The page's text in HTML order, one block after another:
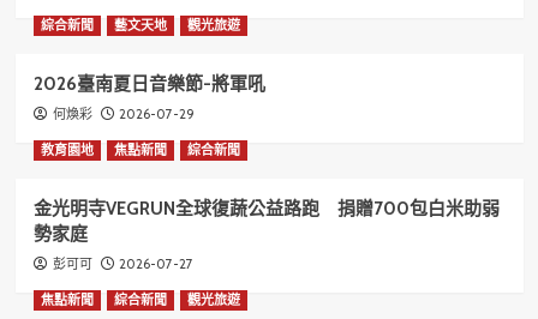
綜合新聞 藝文天地 觀光旅遊
2026臺南夏日音樂節-將軍吼
何煥彩 2026-07-29
教育園地 焦點新聞 綜合新聞
金光明寺VEGRUN全球復蔬公益路跑 捐贈700包白米助弱
勢家庭
彭可可 2026-07-27
焦點新聞 綜合新聞 觀光旅遊